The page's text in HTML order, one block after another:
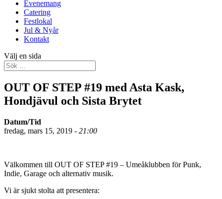
Evenemang
Catering
Festlokal
Jul & Nyår
Kontakt
Välj en sida
OUT OF STEP #19 med Asta Kask,
Hondjävul och Sista Brytet
Datum/Tid
fredag, mars 15, 2019 - 21:00
Välkommen till OUT OF STEP #19 – Umeåklubben för Punk,
Indie, Garage och alternativ musik.
Vi är sjukt stolta att presentera: